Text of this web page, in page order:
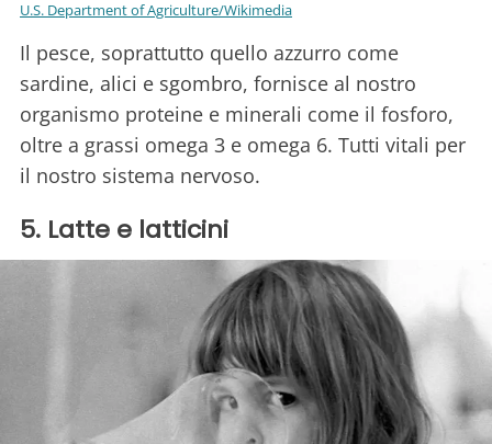
U.S. Department of Agriculture/Wikimedia
Il pesce, soprattutto quello azzurro come
sardine, alici e sgombro, fornisce al nostro
organismo proteine e minerali come il fosforo,
oltre a grassi omega 3 e omega 6. Tutti vitali per
il nostro sistema nervoso.
5. Latte e latticini